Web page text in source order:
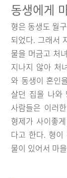
동생에게
형은 동생도 월
되었다. 그래서
물을 머금고 처
지나지 않아 처
와 동생이 혼인
살던 집을 나와
사람들은 이러
형제가 사이좋
다고 한다. 형이
물이 있어서 마